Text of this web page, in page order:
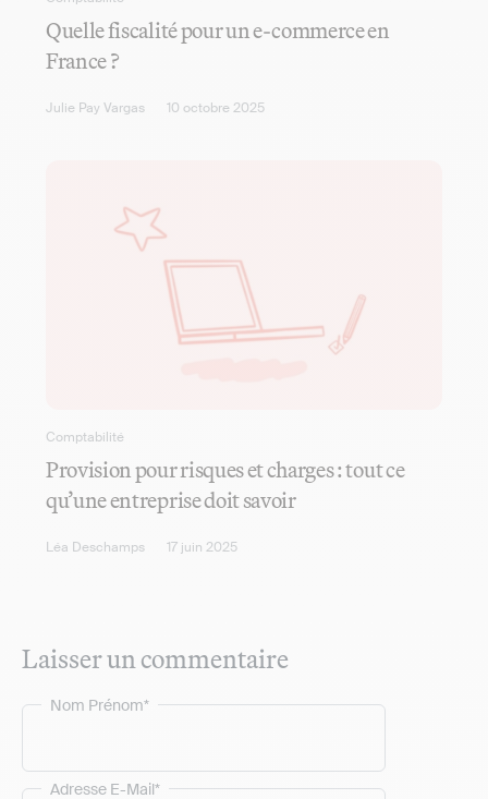
Quelle fiscalité pour un e-commerce en
France ?
Julie Pay Vargas 10 octobre 2025
Comptabilité
Provision pour risques et charges : tout ce
qu’une entreprise doit savoir
Léa Deschamps 17 juin 2025
Laisser un commentaire
Nom Prénom*
Adresse E-Mail*